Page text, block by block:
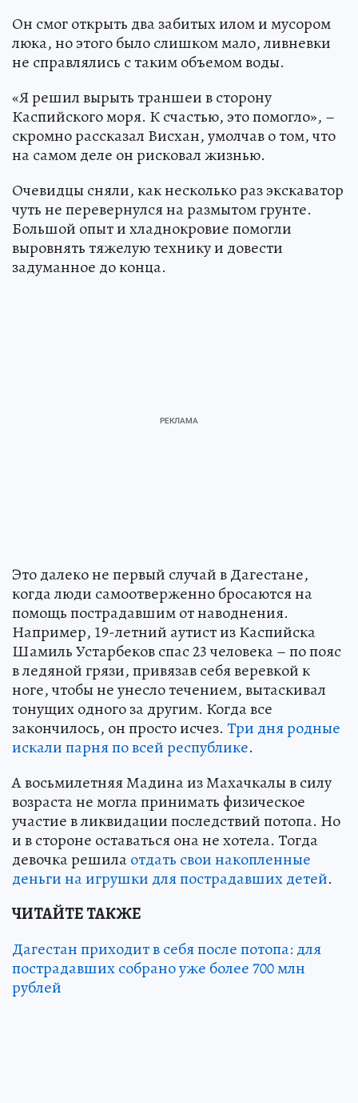
Он смог открыть два забитых илом и мусором
люка, но этого было слишком мало, ливневки
не справлялись с таким объемом воды.
«Я решил вырыть траншеи в сторону
Каспийского моря. К счастью, это помогло», –
скромно рассказал Висхан, умолчав о том, что
на самом деле он рисковал жизнью.
Очевидцы сняли, как несколько раз экскаватор
чуть не перевернулся на размытом грунте.
Большой опыт и хладнокровие помогли
выровнять тяжелую технику и довести
задуманное до конца.
Это далеко не первый случай в Дагестане,
когда люди самоотверженно бросаются на
помощь пострадавшим от наводнения.
Например, 19-летний аутист из Каспийска
Шамиль Устарбеков спас 23 человека – по пояс
в ледяной грязи, привязав себя веревкой к
ноге, чтобы не унесло течением, вытаскивал
тонущих одного за другим. Когда все
закончилось, он просто исчез. Три дня родные
искали парня по всей республике.
А восьмилетняя Мадина из Махачкалы в силу
возраста не могла принимать физическое
участие в ликвидации последствий потопа. Но
и в стороне оставаться она не хотела. Тогда
девочка решилаотдать свои накопленные
деньги на игрушки для пострадавших детей.
ЧИТАЙТЕ ТАКЖЕ
Дагестан приходит в себя после потопа: для
пострадавших собрано уже более 700 млн
рублей